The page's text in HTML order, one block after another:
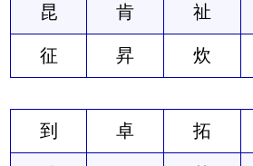
昆 肯 祉
征 昇 炊
到 卓 拓